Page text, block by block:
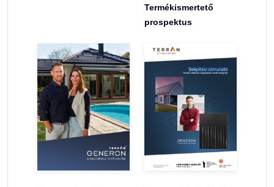
Termékismertető
prospektus